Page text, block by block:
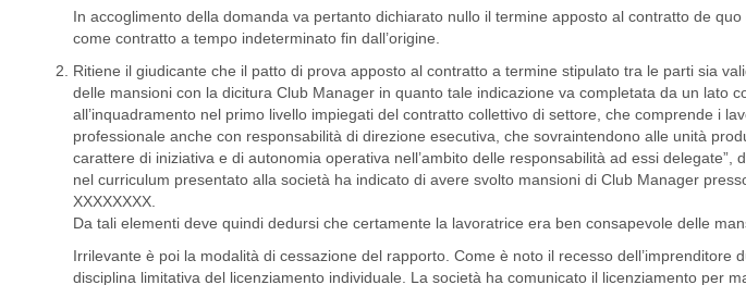
In accoglimento della domanda va pertanto dichiarato nullo il termine apposto al contratto de
come contratto a tempo indeterminato fin dall’origine.
Ritiene il giudicante che il patto di prova apposto al contratto a termine stipulato tra le parti sia
delle mansioni con la dicitura Club Manager in quanto tale indicazione va completata da un lato
all’inquadramento nel primo livello impiegati del contratto collettivo di settore, che comprende i
professionale anche con responsabilità di direzione esecutiva, che sovraintendono alle unità
carattere di iniziativa e di autonomia operativa nell’ambito delle responsabilità ad essi delegate”,
nel curriculum presentato alla società ha indicato di avere svolto mansioni di Club Manager
XXXXXXXX.
Da tali elementi deve quindi dedursi che certamente la lavoratrice era ben consapevole delle
Irrilevante è poi la modalità di cessazione del rapporto. Come è noto il recesso dell’imprenditore
disciplina limitativa del licenziamento individuale. La società ha comunicato il licenziamento per